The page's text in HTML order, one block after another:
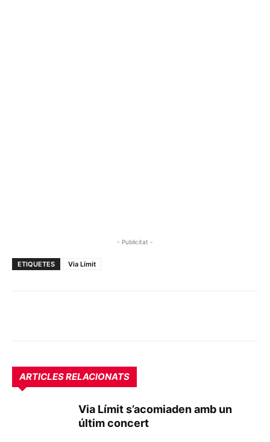
- Publicitat -
ETIQUETES Via Límit
ARTICLES RELACIONATS
Via Límit s’acomiaden amb un
últim concert